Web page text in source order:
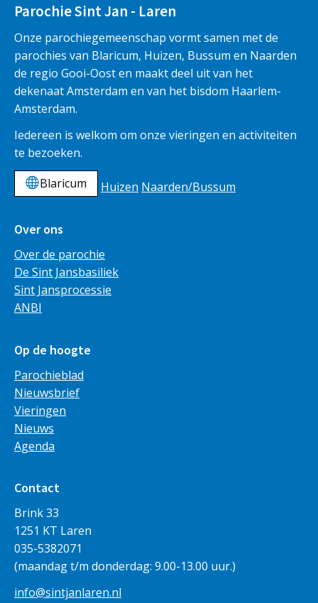
Parochie Sint Jan - Laren
Onze parochiegemeenschap vormt samen met de
parochies van Blaricum, Huizen, Bussum en Naarden
de regio Gooi-Oost en maakt deel uit van het
dekenaat Amsterdam en van het bisdom Haarlem-
Amsterdam.
Iedereen is welkom om onze vieringen en activiteiten
te bezoeken.
Blaricum
Huizen Naarden/Bussum
Over ons
Over de parochie
De Sint Jansbasiliek
Sint Jansprocessie
ANBI
Op de hoogte
Parochieblad
Nieuwsbrief
Vieringen
Nieuws
Agenda
Contact
Brink 33
1251 KT Laren
035-5382071
(maandag t/m donderdag: 9.00-13.00 uur.)
info@sintjanlaren.nl